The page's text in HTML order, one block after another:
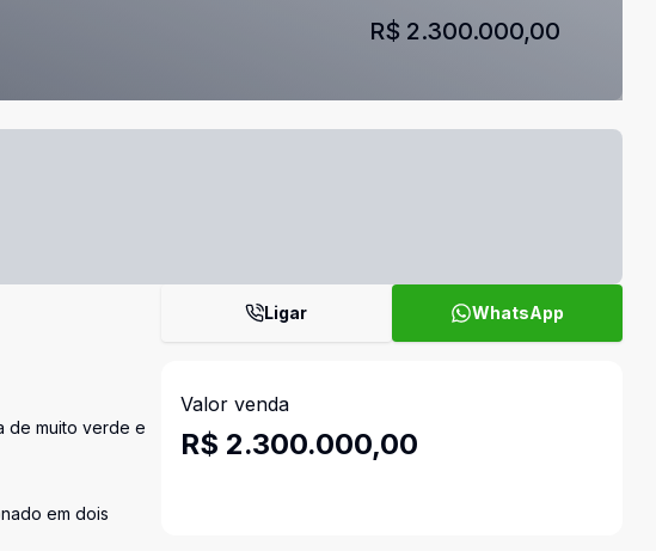
R$ 2.300.000,00
de muito verde e
em dois
Ligar WhatsApp
Valor venda
R$ 2.300.000,00